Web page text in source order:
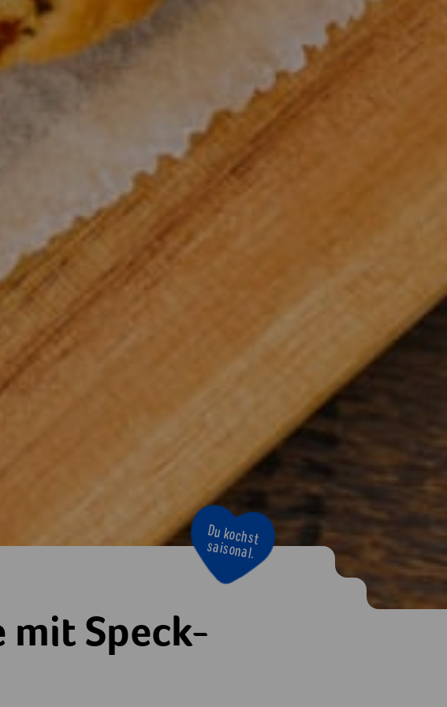
Speck-
Du kochst
saisonal.